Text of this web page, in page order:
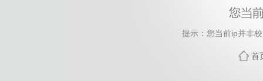
提示：您当前ip并非
首